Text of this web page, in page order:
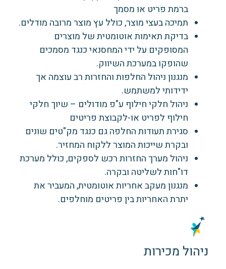
ברמת פריט או מסמך
תמיכה בעצי מוצר, כולל עץ מוצר מרובה מודלים.
בדיקת תאימות אוטומטית של מוצרים
המסופקים על ידי המחסנאי כנגד מסמכים
שהופקו במערכת השיווק.
מנגנון ניהול החלפות והחזרות רב עוצמה אך
ידידותי למשתמש.
ניהול חלקי חילוף ע"פ מודולים – שיוך חלקי
חילוף לפריט או-לקבוצת פריטים
סגירת תעודות החלפה גם כנגד מק"טים שונים
ובקרת שייכות המוצר ללקוח המחזיר.
ניהול מערך החזרות רכש לספקים, כולל מערכת
דו"חות לשליטה ובקרה.
מנגנון מעקב אחריות אוטומטית, המעביר את
יתרת האחריות בין פריטים מוחלפים.
ניהול מכירות